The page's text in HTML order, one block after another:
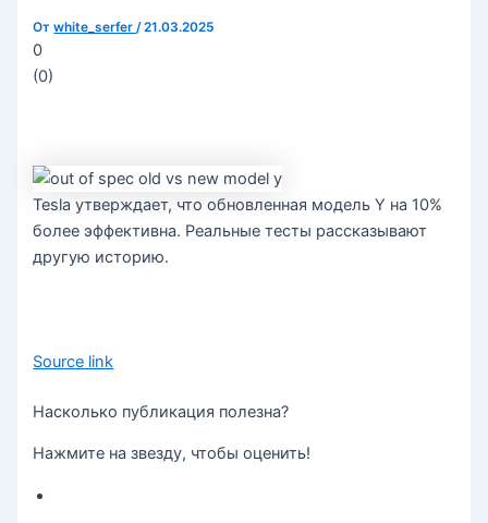
Отwhite_serfer/21.03.2025
0
(0)
Tesla утверждает, что обновленная модель Y на 10%
более эффективна. Реальные тесты рассказывают
другую историю.
Source link
Насколько публикация полезна?
Нажмите на звезду, чтобы оценить!